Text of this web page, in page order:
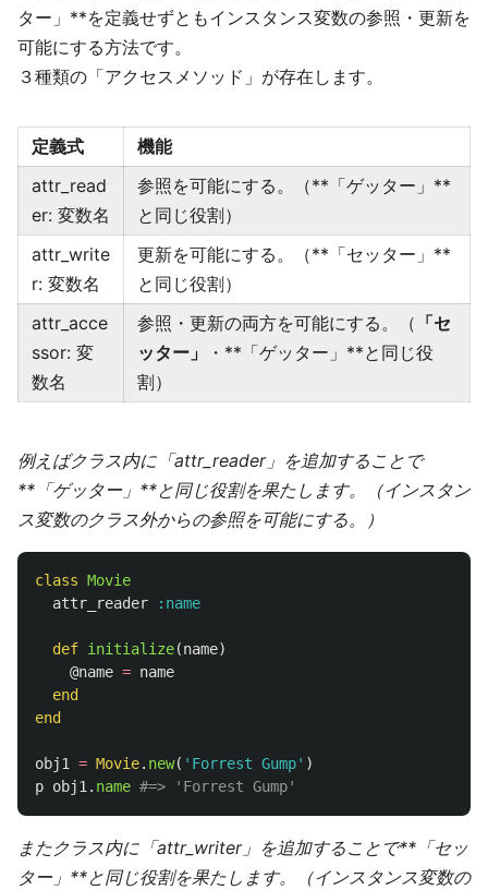
ター」**を定義せずともインスタンス変数の参照・更新を
可能にする方法です。
３種類の「アクセスメソッド」が存在します。
定義式
機能
attr_read
er: 変数名
参照を可能にする。（**「ゲッター」**
と同じ役割）
attr_write
r: 変数名
更新を可能にする。（**「セッター」**
と同じ役割）
attr_acce
ssor: 変
数名
参照・更新の両方を可能にする。（ 「セ
ッター」
・**「ゲッター」**と同じ役
割）
例えばクラス内に「attr_reader」を追加することで
**「ゲッター」**と同じ役割を果たします。（インスタン
ス変数のクラス外からの参照を可能にする。）
class Movie
attr_reader
:name
def initialize(name)
@name = name
end
end
obj1 = Movie. new( 'Forrest Gump' )
p obj1 . name #=> 'Forrest Gump'
またクラス内に「attr_writer」を追加することで**「セッ
ター」**と同じ役割を果たします。（インスタンス変数の